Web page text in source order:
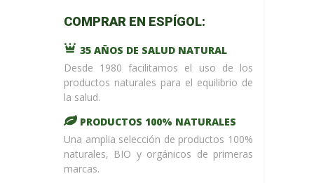
/home/upntonvr/
codeon
line 59
¡ %Dto !
COMPRAR EN ESPÍGOL:
35 AÑOS DE SALUD NATURAL
Desde 1980 facilitamos el uso de los
productos naturales para el equilibrio de
la salud.
PRODUCTOS 100% NATURALES
Una amplia selección de productos 100%
naturales, BIO y orgánicos de primeras
marcas.